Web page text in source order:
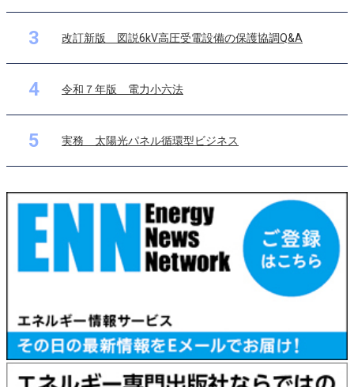
3 改訂新版 図説6kV高圧受電設備の保護協調Q&A
4 令和７年版 電力小六法
5 実務 太陽光パネル循環型ビジネス